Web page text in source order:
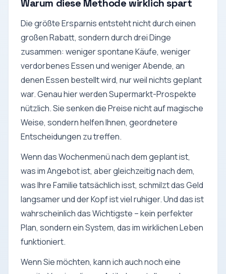
Warum diese Methode wirklich spart
Die größte Ersparnis entsteht nicht durch einen
großen Rabatt, sondern durch drei Dinge
zusammen: weniger spontane Käufe, weniger
verdorbenes Essen und weniger Abende, an
denen Essen bestellt wird, nur weil nichts geplant
war. Genau hier werden Supermarkt-Prospekte
nützlich. Sie senken die Preise nicht auf magische
Weise, sondern helfen Ihnen, geordnetere
Entscheidungen zu treffen.
Wenn das Wochenmenü nach dem geplant ist,
was im Angebot ist, aber gleichzeitig nach dem,
was Ihre Familie tatsächlich isst, schmilzt das Geld
langsamer und der Kopf ist viel ruhiger. Und das ist
wahrscheinlich das Wichtigste – kein perfekter
Plan, sondern ein System, das im wirklichen Leben
funktioniert.
Wenn Sie möchten, kann ich auch noch eine